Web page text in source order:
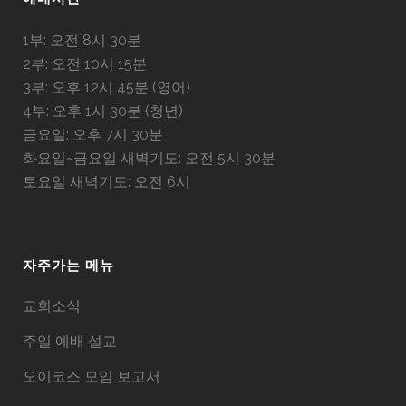
1부: 오전 8시 30분
2부: 오전 10시 15분
3부: 오후 12시 45분 (영어)
4부: 오후 1시 30분 (청년)
금요일: 오후 7시 30분
화요일~금요일 새벽기도: 오전 5시 30분
토요일 새벽기도: 오전 6시
자주가는 메뉴
교회소식
주일 예배 설교
오이코스 모임 보고서